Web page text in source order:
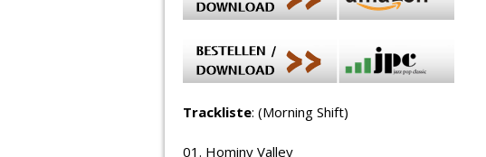
Trackliste: (Morning Shift)
01. Hominy Valley